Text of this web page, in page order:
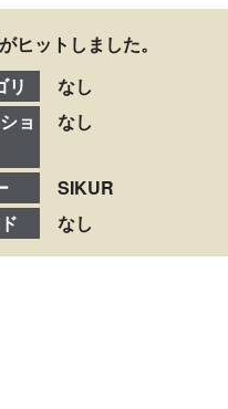
ヒットしました。
リ
なし
ョ
なし
SIKUR
なし